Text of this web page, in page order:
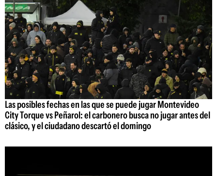
Las posibles fechas en las que se puede jugar Montevideo
City Torque vs Peñarol: el carbonero busca no jugar antes del
clásico, y el ciudadano descartó el domingo